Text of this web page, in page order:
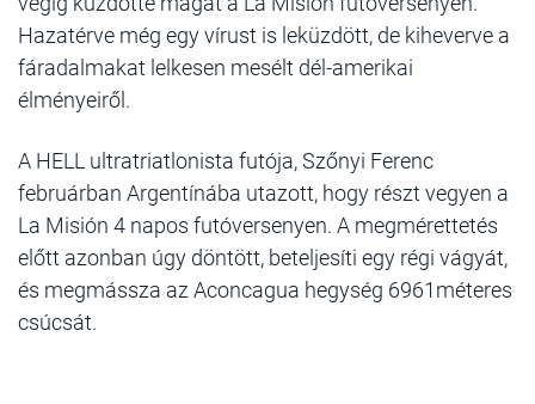
Hazatérve még egy vírust is leküzdött, de kiheverve a
fáradalmakat lelkesen mesélt dél-amerikai
élményeiről.
A HELL ultratriatlonista futója, Szőnyi Ferenc
februárban Argentínába utazott, hogy részt vegyen a
La Misión 4 napos futóversenyen. A megmérettetés
előtt azonban úgy döntött, beteljesíti egy régi vágyát,
és megmássza az Aconcagua hegység 6961méteres
csúcsát.